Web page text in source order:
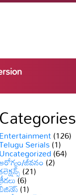
Categories
Entertainment(126)
Serials(1)
Uncategorized(64)
జీవనం(2)
(21)
(6)
(1)